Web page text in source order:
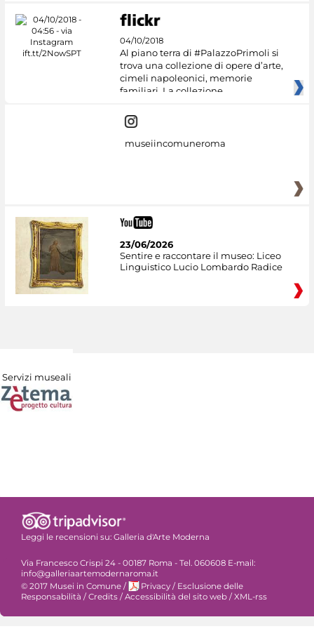
04/10/2018
Al piano terra di #PalazzoPrimoli si
trova una collezione di opere d’arte,
cimeli napoleonici, memorie
familiari. La collezione
museiincomuneroma
23/06/2026
Sentire e raccontare il museo: Liceo
Linguistico Lucio Lombardo Radice
Servizi museali
Leggi le recensioni su: Galleria d'Arte Moderna
Via Francesco Crispi 24 - 00187 Roma - Tel. 060608 E-mail:
info@galleriaartemodernaroma.it
© 2017 Musei in Comune / Privacy / Esclusione delle
Responsabilità / Credits / Accessibilità del sito web / XML-rss